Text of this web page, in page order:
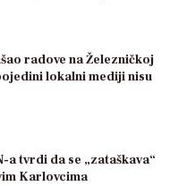
radove na Železničkoj
lokalni mediji nisu
tvrdi da se „zataškava“
Karlovcima